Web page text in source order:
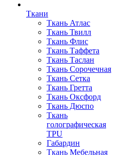
Ткани
Ткань Атлас
Ткань Твилл
Ткань Флис
Ткань Таффета
Ткань Таслан
Ткань Сорочечная
Ткань Сетка
Ткань Гретта
Ткань Оксфорд
Ткань Дюспо
Ткань
голографическая
TPU
Габардин
Ткань Мебельная